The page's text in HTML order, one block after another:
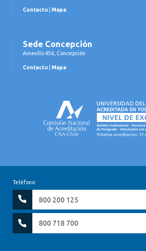
Contacto Mapa
Sede Concepción
Ainavillo 456, Concepción
Contacto Mapa
Teléfono:
800 200 125
800 718 700